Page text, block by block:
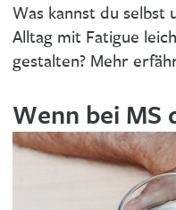
Was kannst du selbst
Alltag mit Fatigue
gestalten? Mehr
Wenn bei MS